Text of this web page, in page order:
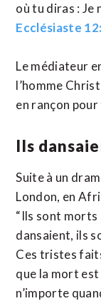
où tu diras : Je
Ecclésiaste
Le médiateur
l’homme
en rançon pour
Ils
Suite à un
London, en
“Ils sont morts
dansaient, ils
Ces tristes
que la mort
n’importe